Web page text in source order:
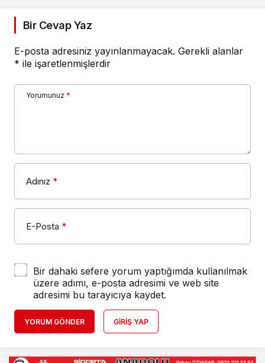
Bir Cevap Yaz
E-posta adresiniz yayınlanmayacak. Gerekli alanlar
* ile işaretlenmişlerdir
Yorumunuz *
Adınız *
E-Posta *
Bir dahaki sefere yorum yaptığımda kullanılmak
üzere adımı, e-posta adresimi ve web site
adresimi bu tarayıcıya kaydet.
YORUM GÖNDER GIRIŞ YAP